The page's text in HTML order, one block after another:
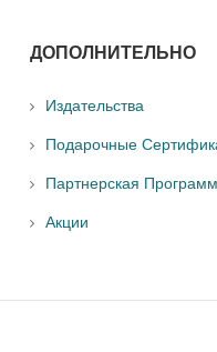
ДОПОЛНИТЕЛЬНО
Издательства
Подарочные
Партнерская
Акции